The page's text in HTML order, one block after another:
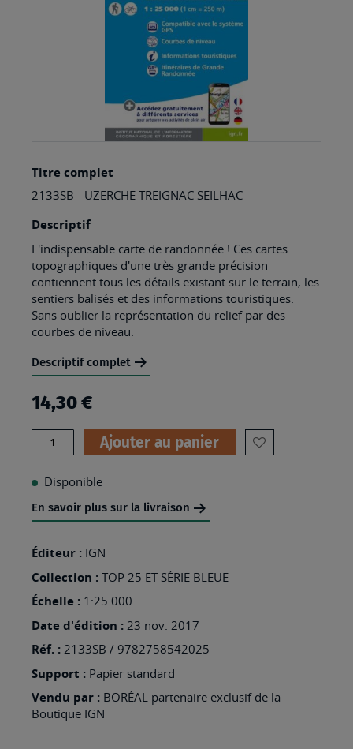
to
the
beginning
of
the
images
gallery
Titre complet
2133SB - UZERCHE TREIGNAC SEILHAC
Descriptif
L'indispensable carte de randonnée ! Ces cartes
topographiques d'une très grande précision
contiennent tous les détails existant sur le terrain, les
sentiers balisés et des informations touristiques.
Sans oublier la représentation du relief par des
courbes de niveau.
Descriptif complet
14,30 €
Quantité Ajouter au panier
AJOUTER
Disponible
En savoir plus sur la livraison
Éditeur : IGN
Collection : TOP 25 ET SÉRIE BLEUE
Échelle : 1:25 000
Date d'édition : 23 nov. 2017
Réf. : 2133SB / 9782758542025
Support : Papier standard
Vendu par : BORÉAL partenaire exclusif de la
Boutique IGN